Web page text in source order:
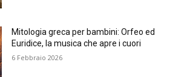
Mitologia greca per bambini: Orfeo ed
Euridice, la musica che apre i cuori
6 Febbraio 2026